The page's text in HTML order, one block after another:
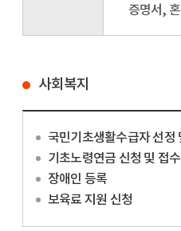
증명서,
사회복지
국민기초생활수급자 선정
기초노령연금 신청 및 접수
장애인 등록
보육료 지원 신청